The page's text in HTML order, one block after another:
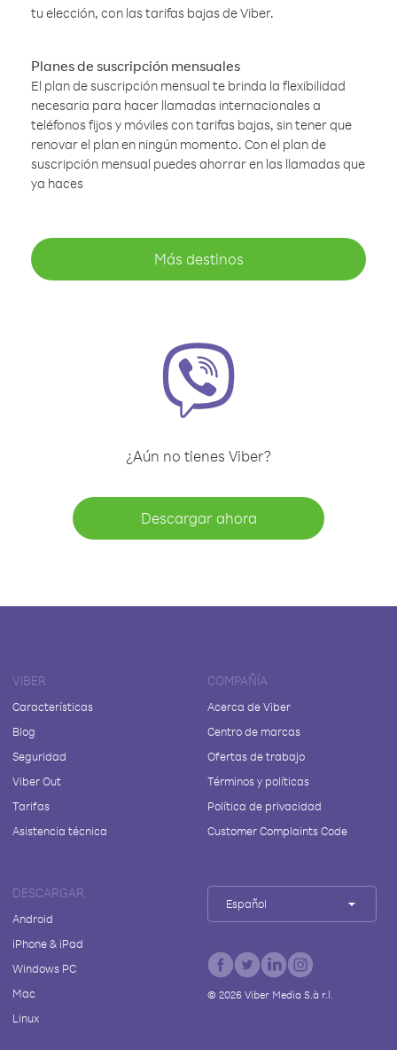
tu elección, con las tarifas bajas de Viber.
Planes de suscripción mensuales
El plan de suscripción mensual te brinda la flexibilidad
necesaria para hacer llamadas internacionales a
teléfonos fijos y móviles con tarifas bajas, sin tener que
renovar el plan en ningún momento. Con el plan de
suscripción mensual puedes ahorrar en las llamadas que
ya haces
Más destinos
¿Aún no tienes Viber?
Descargar ahora
VIBER
Características
Blog
Seguridad
Viber Out
Tarifas
Asistencia técnica
COMPAÑÍA
Acerca de Viber
Centro de marcas
Ofertas de trabajo
Términos y políticas
Política de privacidad
Customer Complaints Code
DESCARGAR
Android
iPhone & iPad
Windows PC
Mac
Linux
Español
© 2026Viber Media S.à r.l.